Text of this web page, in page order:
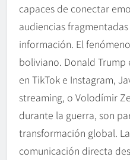
capaces de conectar
audiencias
información. El
boliviano. Donald Trump
en TikTok e Instagram,
streaming, o Volodímir
durante la guerra, son
transformación global.
comunicación directa